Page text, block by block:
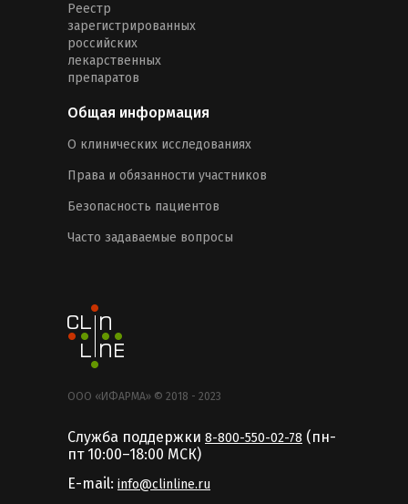
Реестр
зарегистрированных
российских
лекарственных
препаратов
Общая информация
О клинических исследованиях
Права и обязанности участников
Безопасность пациентов
Часто задаваемые вопросы
ООО «ИФАРМА» © 2018 - 2023
Служба поддержки 8-800-550-02-78 (пн-
пт 10:00–18:00 MCК)
E-mail: info@clinline.ru